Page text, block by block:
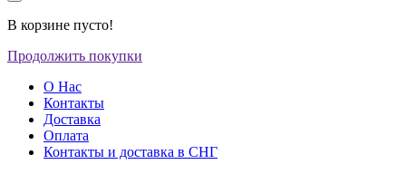
В корзине пусто!
Продолжить покупки
О Нас
Контакты
Доставка
Оплата
Контакты и доставка в СНГ